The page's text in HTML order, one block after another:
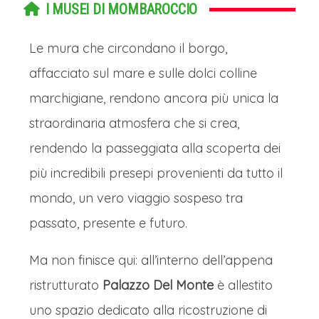
I MUSEI DI MOMBAROCCIO
Le mura che circondano il borgo,
affacciato sul mare e sulle dolci colline
marchigiane, rendono ancora più unica la
straordinaria atmosfera che si crea,
rendendo la passeggiata alla scoperta dei
più incredibili presepi provenienti da tutto il
mondo, un vero viaggio sospeso tra
passato, presente e futuro.
Ma non finisce qui: all’interno dell’appena
ristrutturato Palazzo Del Monte è allestito
uno spazio dedicato alla ricostruzione di